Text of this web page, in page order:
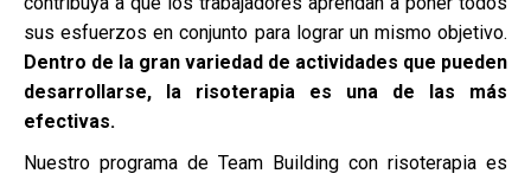
sus esfuerzos en conjunto para lograr un mismo objetivo.
Dentro de la gran variedad de actividades que pueden
desarrollarse, la risoterapia es una de las más
efectivas.
Nuestro programa de Team Building con risoterapia es